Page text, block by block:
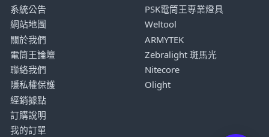
系統公告
網站地圖
關於我們
電筒王論壇
聯絡我們
隱私權保護
經銷據點
訂購說明
我的訂單
PSK電筒王專業燈具
Weltool
ARMYTEK
Zebralight 斑馬光
Nitecore
Olight